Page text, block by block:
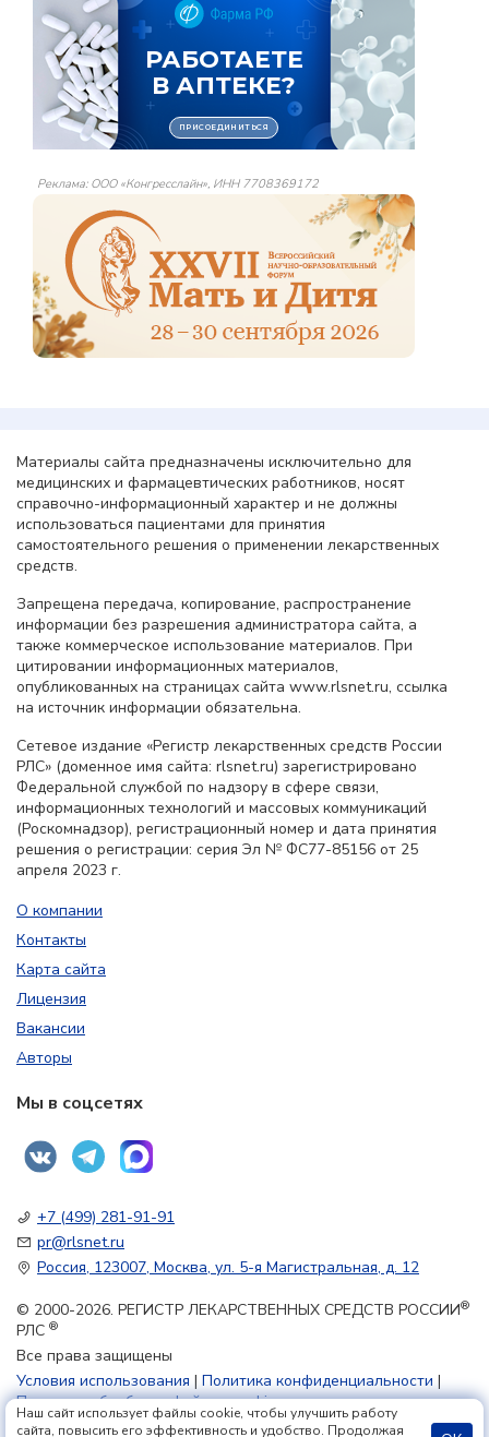
Реклама: ООО «Конгресслайн», ИНН 7708369172
Материалы сайта предназначены исключительно для
медицинских и фармацевтических работников, носят
справочно-информационный характер и не должны
использоваться пациентами для принятия
самостоятельного решения о применении лекарственных
средств.
Запрещена передача, копирование, распространение
информации без разрешения администратора сайта, а
также коммерческое использование материалов. При
цитировании информационных материалов,
опубликованных на страницах сайта www.rlsnet.ru, ссылка
на источник информации обязательна.
Сетевое издание «Регистр лекарственных средств России
РЛС» (доменное имя сайта: rlsnet.ru) зарегистрировано
Федеральной службой по надзору в сфере связи,
информационных технологий и массовых коммуникаций
(Роскомнадзор), регистрационный номер и дата принятия
решения о регистрации: серия Эл № ФС77-85156 от 25
апреля 2023 г.
О компании
Контакты
Карта сайта
Лицензия
Вакансии
Авторы
Мы в соцсетях
+7 (499) 281-91-91
pr@rlsnet.ru
Россия, 123007, Москва, ул. 5-я Магистральная, д. 12
© 2000-2026. РЕГИСТР ЛЕКАРСТВЕННЫХ СРЕДСТВ РОССИИ®
РЛС ®
Все права защищены
Условия использования | Политика конфиденциальности |
Политика обработки файлов cookie
Наш сайт использует файлы cookie, чтобы улучшить работу
сайта, повысить его эффективность и удобство. Продолжая